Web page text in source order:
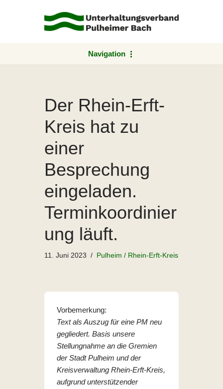
Navigation
Der Rhein-Erft-
Kreis hat zu
einer
Besprechung
eingeladen.
Terminkoordinier
ung läuft.
11. Juni 2023 Pulheim / Rhein-Erft-Kreis
Vorbemerkung:
Text als Auszug für eine PM neu
gegliedert. Basis unsere
Stellungnahme an die Gremien
der Stadt Pulheim und der
Kreisverwaltung Rhein-Erft-Kreis,
aufgrund unterstützender